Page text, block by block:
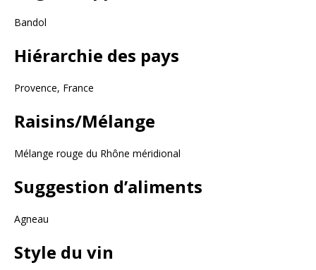
Bandol
Hiérarchie des pays
Provence, France
Raisins/Mélange
Mélange rouge du Rhône méridional
Suggestion d’aliments
Agneau
Style du vin